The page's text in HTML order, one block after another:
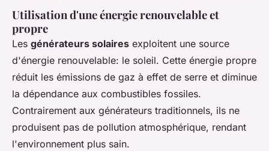
Utilisation d'une énergie renouvelable et
propre
Les générateurs solaires exploitent une source
d'énergie renouvelable: le soleil. Cette énergie propre
réduit les émissions de gaz à effet de serre et diminue
la dépendance aux combustibles fossiles.
Contrairement aux générateurs traditionnels, ils ne
produisent pas de pollution atmosphérique, rendant
l'environnement plus sain.